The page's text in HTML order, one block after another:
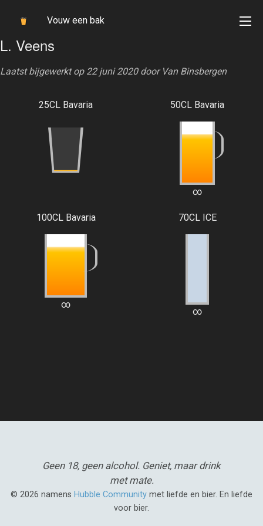
Vouw een bak
L. Veens
Laatst bijgewerkt op 22 juni 2020 door Van Binsbergen
25CL Bavaria 50CL Bavaria
∞
100CL Bavaria
∞
70CL ICE
∞
Geen 18, geen alcohol. Geniet, maar drink
met mate.
© 2026 namens Hubble Community met liefde en bier. En liefde
voor bier.